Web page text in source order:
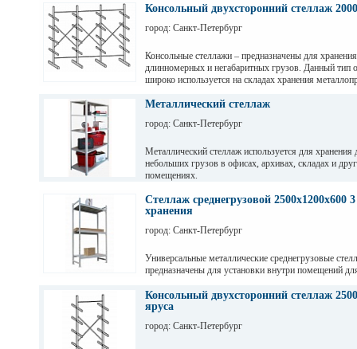
зависимости от длины. Полочные стеллажи состоят
краской. Уровни хранения могут регулировать по
Консольный двухсторонний стеллаж
город: Санкт-Петербург
Консольные стеллажи – предназначены для хранения
длинномерных и негабаритных грузов. Данный тип
широко используется на складах хранения
Металлический стеллаж
город: Санкт-Петербург
Металлический стеллаж используется для хранения
небольших грузов в офисах, архивах, складах и
помещениях.
Стеллаж среднегрузовой 2500х1200х600
хранения
город: Санкт-Петербург
Универсальные металлические среднегрузовые
предназначены для установки внутри помещений
промышленных предприятиях.
Консольный двухсторонний стеллаж
яруса
город: Санкт-Петербург